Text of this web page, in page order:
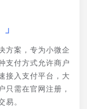
方案，专为小微企
支付方式允许商户
接入支付平台，大
只需在官网注册，
易。